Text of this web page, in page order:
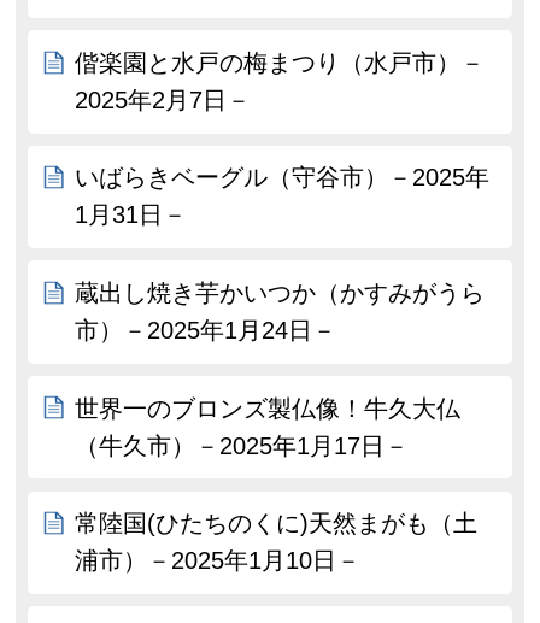
偕楽園と水戸の梅まつり（水戸市）－
2025年2月7日－
いばらきベーグル（守谷市）－2025年
1月31日－
蔵出し焼き芋かいつか（かすみがうら
市）－2025年1月24日－
世界一のブロンズ製仏像！牛久大仏
（牛久市）－2025年1月17日－
常陸国(ひたちのくに)天然まがも（土
浦市）－2025年1月10日－